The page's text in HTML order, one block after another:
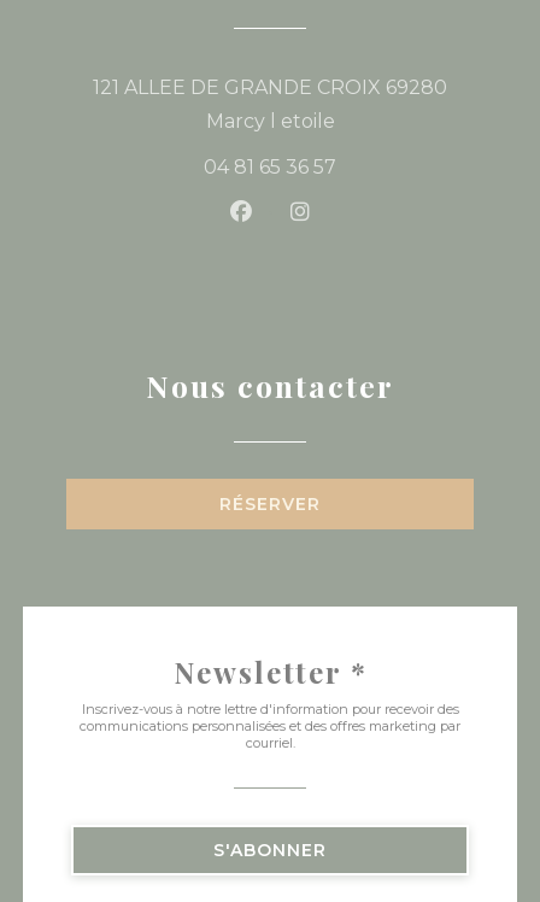
121 ALLEE DE GRANDE CROIX 69280
Marcy l etoile((ouvre une
04 81 65 36 57
Facebook ((ouvre une
Instagram ((ouvre
Nous contacter
RÉSERVER
Newsletter *
Inscrivez-vous à notre lettre d'information pour recevoir des
communications personnalisées et des offres marketing par
courriel.
S'ABONNER